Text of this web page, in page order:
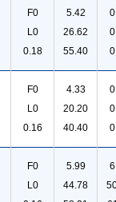
F0
L0
0.18
5.42
26.62
55.40
F0
L0
0.16
4.33
20.20
40.40
F0
L0
5.99
44.78